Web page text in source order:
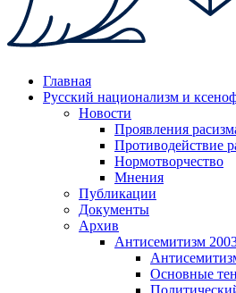
Главная
Русский национализм и
Новости
Проявления
Противодействие
Нормотворчество
Мнения
Публикации
Документы
Архив
Антисемитизм
Основные